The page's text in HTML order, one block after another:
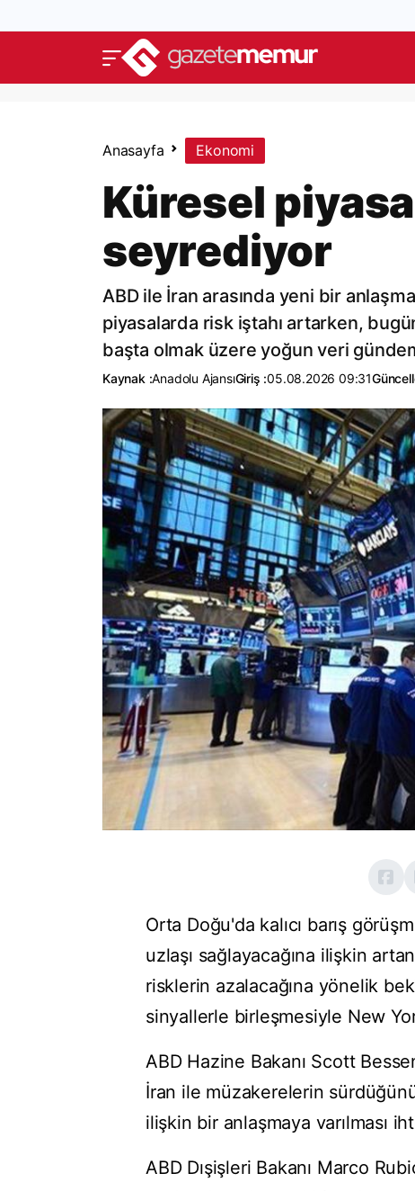
Anasayfa Ekonomi
Küresel
seyrediyor
ABD ile İran arasında yeni bir
piyasalarda risk iştahı artarken,
başta olmak üzere yoğun veri
Kaynak :Anadolu AjansıGiriş :05.08.2026 09:31
Orta Doğu'da kalıcı barış
uzlaşı sağlayacağına ilişkin
risklerin azalacağına yönelik
sinyallerle birleşmesiyle New
ABD Hazine Bakanı Scott
İran ile müzakerelerin
ilişkin bir anlaşmaya varılması
ABD Dışişleri Bakanı Marco